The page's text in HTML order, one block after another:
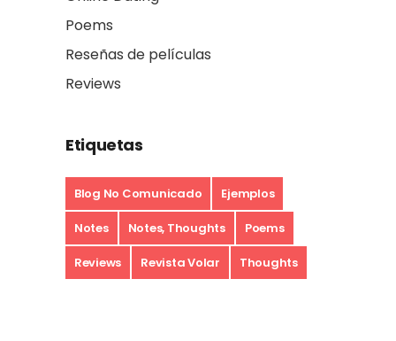
Poems
Reseñas de películas
Reviews
Etiquetas
Blog No Comunicado Ejemplos
Notes Notes, Thoughts Poems
Reviews Revista Volar Thoughts